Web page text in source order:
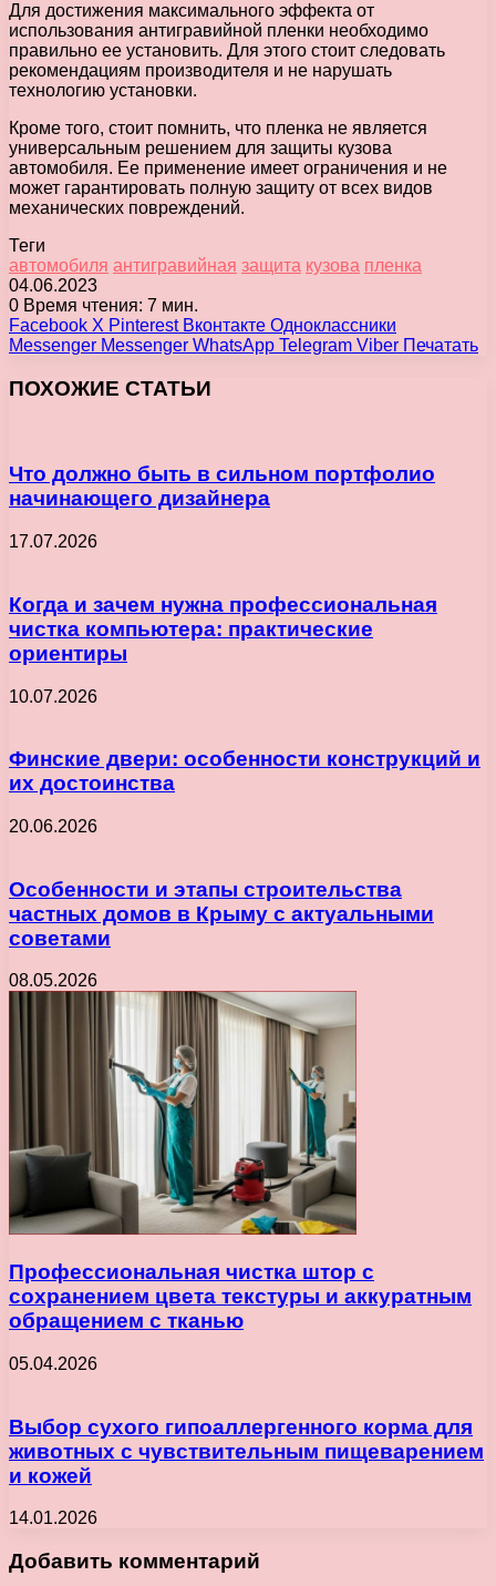
Для достижения максимального эффекта от
использования антигравийной пленки необходимо
правильно ее установить. Для этого стоит следовать
рекомендациям производителя и не нарушать
технологию установки.
Кроме того, стоит помнить, что пленка не является
универсальным решением для защиты кузова
автомобиля. Ее применение имеет ограничения и не
может гарантировать полную защиту от всех видов
механических повреждений.
Теги
автомобиля антигравийная защита кузова пленка
04.06.2023
0 Время чтения: 7 мин.
Facebook X Pinterest Вконтакте Одноклассники
Messenger Messenger WhatsApp Telegram Viber Печатать
ПОХОЖИЕ СТАТЬИ
Что должно быть в сильном портфолио
начинающего дизайнера
17.07.2026
Когда и зачем нужна профессиональная
чистка компьютера: практические
ориентиры
10.07.2026
Финские двери: особенности конструкций и
их достоинства
20.06.2026
Особенности и этапы строительства
частных домов в Крыму с актуальными
советами
08.05.2026
Профессиональная чистка штор с
сохранением цвета текстуры и аккуратным
обращением с тканью
05.04.2026
Выбор сухого гипоаллергенного корма для
животных с чувствительным пищеварением
и кожей
14.01.2026
Добавить комментарий